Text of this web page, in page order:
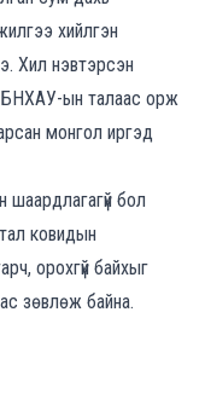
хийлгэн
Хил нэвтэрсэн
БНХАУ-ын талаас орж
монгол иргэд
бол
ковидын
орохгүй байхыг
зөвлөж байна.